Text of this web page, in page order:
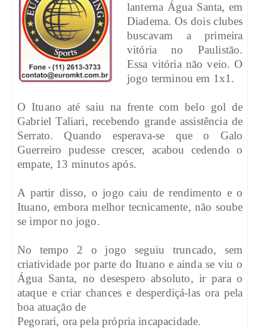
lanterna Água Santa, em
Diadema. Os dois clubes
buscavam a primeira
vitória no Paulistão.
Essa vitória não veio. O
jogo terminou em 1x1.
O Ituano até saiu na frente com belo gol de
Gabriel Taliari, recebendo grande assistência de
Serrato. Quando esperava-se que o Galo
Guerreiro pudesse crescer, acabou cedendo o
empate, 13 minutos após.
A partir disso, o jogo caiu de rendimento e o
Ituano, embora melhor tecnicamente, não soube
se impor no jogo.
No tempo 2 o jogo seguiu truncado, sem
criatividade por parte do Ituano e ainda se viu o
Água Santa, no desespero absoluto, ir para o
ataque e criar chances e desperdiçá-las ora pela
boa atuação de
Pegorari, ora pela própria incapacidade.